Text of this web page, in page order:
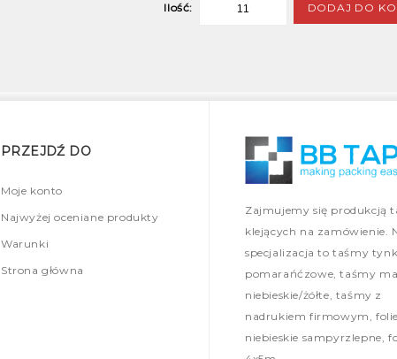
Ilość: DODAJ DO
PRZEJDŹ DO
Moje konto
Najwyżej oceniane produkty
Warunki
Strona główna
Zajmujemy się produkcją
klejących na zamówienie.
specjalizacja to taśmy
pomarańćzowe, taśmy
niebieskie/żółte, taśmy z
nadrukiem firmowym, folie
niebieskie sampyrzlepne,